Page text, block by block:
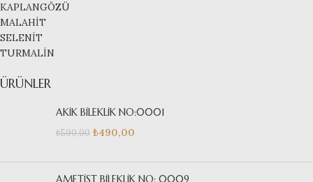
KAPLANGÖZÜ
MALAHİT
SELENİT
TURMALİN
ÜRÜNLER
AKİK BİLEKLİK NO:0001
₺590,00 ₺490,00
AMETİST BİLEKLİK NO: 0009